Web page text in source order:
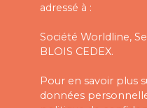
adressé à :
Société Worldline,
BLOIS CEDEX.
Pour en savoir plus
données